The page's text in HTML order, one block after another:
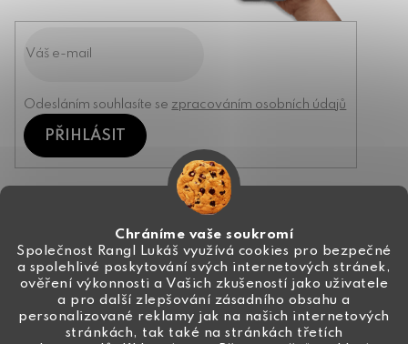
Chráníme vaše soukromí
Společnost Rangl Lukáš využívá cookies pro bezpečné
a spolehlivé poskytování svých internetových stránek,
ověření výkonnosti a Vašich zkušeností jako uživatele
a pro další zlepšování zásadního obsahu a
personalizované reklamy jak na našich internetových
stránkách, tak také na stránkách třetích
Odesláním souhlasíte se zpracováním osobních údajů
PŘIHLÁSIT
info@ceske-koralky.cz
+420 774 444 191